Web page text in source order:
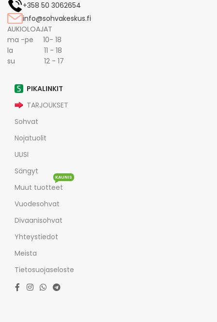
+358 50 3062654
info@sohvakeskus.fi
AUKIOLOAJAT
ma -pe 10- 18
la 11 - 18
su 12 - 17
PIKALINKIT
TARJOUKSET
Sohvat
Nojatuolit
UUSI
Sängyt
Muut tuotteet
KAUNIS
Vuodesohvat
Divaanisohvat
Yhteystiedot
Meista
Tietosuojaseloste